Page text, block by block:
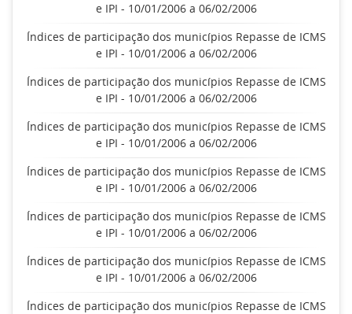
e IPI - 10/01/2006 a 06/02/2006
Índices de participação dos municípios Repasse de ICMS
e IPI - 10/01/2006 a 06/02/2006
Índices de participação dos municípios Repasse de ICMS
e IPI - 10/01/2006 a 06/02/2006
Índices de participação dos municípios Repasse de ICMS
e IPI - 10/01/2006 a 06/02/2006
Índices de participação dos municípios Repasse de ICMS
e IPI - 10/01/2006 a 06/02/2006
Índices de participação dos municípios Repasse de ICMS
e IPI - 10/01/2006 a 06/02/2006
Índices de participação dos municípios Repasse de ICMS
e IPI - 10/01/2006 a 06/02/2006
Índices de participação dos municípios Repasse de ICMS